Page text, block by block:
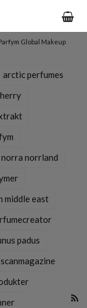
Global Makeup
arctic perfumes
norra norrland
middle east
padus
scanmagazine